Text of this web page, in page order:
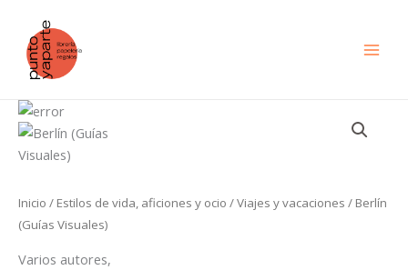
contenido
Inicio / Estilos de vida, aficiones y ocio /Viajes y vacaciones / Berlín
(Guías Visuales)
Varios autores,
Berlín
(Guías
Visuales)